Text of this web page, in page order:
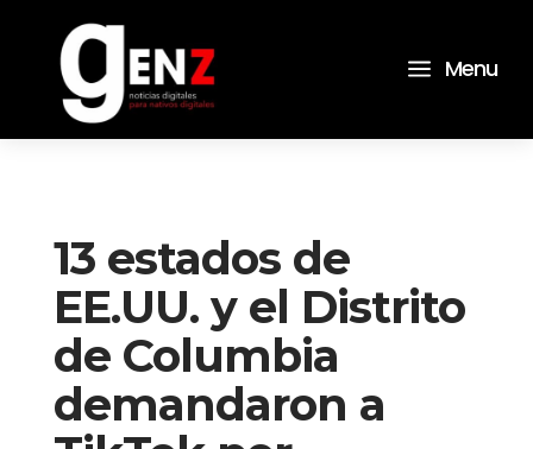
a Menu
13 estados de
EE.UU. y el Distrito
de Columbia
demandaron a